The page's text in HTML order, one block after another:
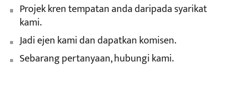
Projek kren tempatan anda daripada syarikat
kami.
Jadi ejen kami dan dapatkan komisen.
Sebarang pertanyaan, hubungi kami.